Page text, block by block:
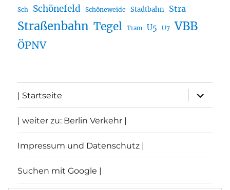
Sch Schönefeld Schöneweide Stadtbahn Stra
Straßenbahn Tegel Tram U5 U7 VBB
ÖPNV
| Startseite
öffnen
| weiter zu: Berlin Verkehr |
Impressum und Datenschutz |
Suchen mit Google |